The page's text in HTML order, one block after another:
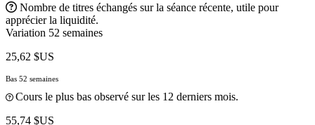
Nombre de titres échangés sur la séance récente, utile pour
apprécier la liquidité.
Variation 52 semaines
25,62 $US
Bas 52 semaines
Cours le plus bas observé sur les 12 derniers mois.
55,74 $US